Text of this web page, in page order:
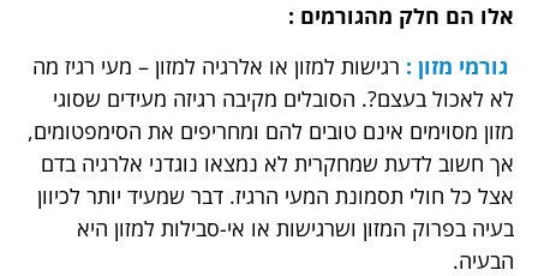
אלו הם חלק מהגורמים :
גורמי מזון : רגישות למזון או אלרגיה למזון – מעי רגיז מה
לא לאכול בעצם?. הסובלים מקיבה רגיזה מעידים שסוגי
מזון מסוימים אינם טובים להם ומחריפים את הסימפטומים,
אך חשוב לדעת שמחקרית לא נמצאו נוגדני אלרגיה בדם
אצל כל חולי תסמונת המעי הרגיז. דבר שמעיד יותר לכיוון
בעיה בפרוק המזון ושרגישות או אי-סבילות למזון היא
הבעיה.